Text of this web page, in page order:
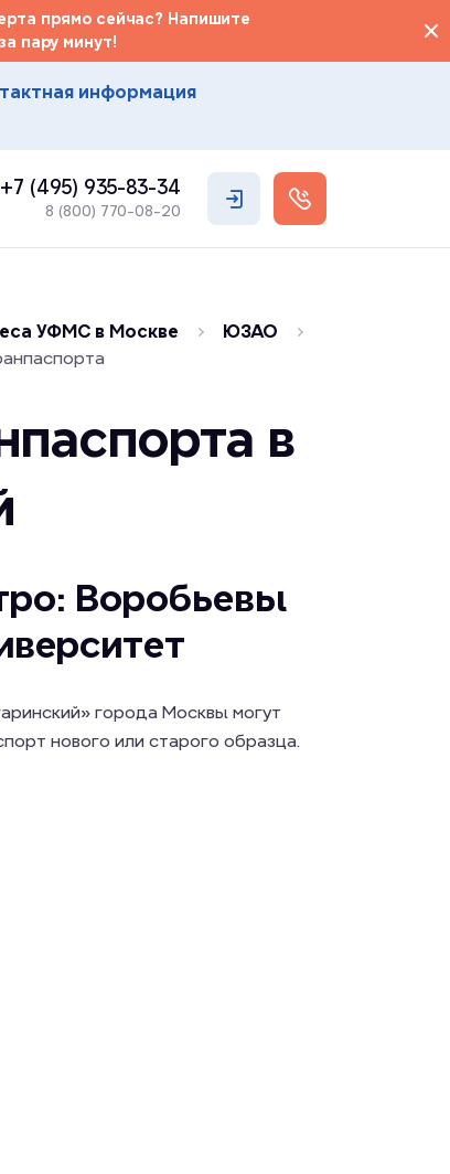
прямо сейчас? Напишите
пару минут!
информация
+7 (495) 935-83-34
8 (800) 770-08-20
УФМС в Москве
ЮЗАО
в
Воробьевы
города Москвы могут
нового или старого образца.